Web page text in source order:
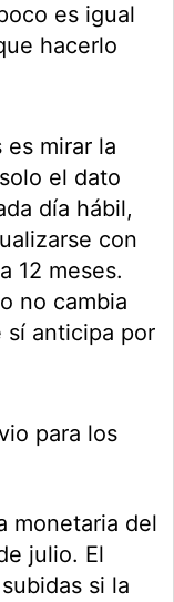
es igual
hacerlo
mirar la
el dato
día hábil,
con
12 meses.
no cambia
sí anticipa por
para los
monetaria del
julio. El
si la